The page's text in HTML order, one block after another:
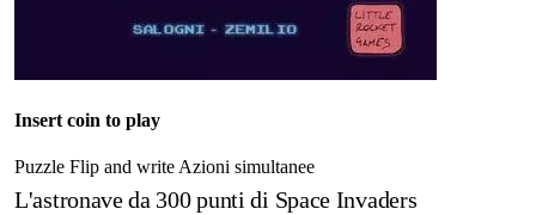
Insert coin to play
Puzzle Flip and write Azioni simultanee
L'astronave da 300 punti di Space Invaders